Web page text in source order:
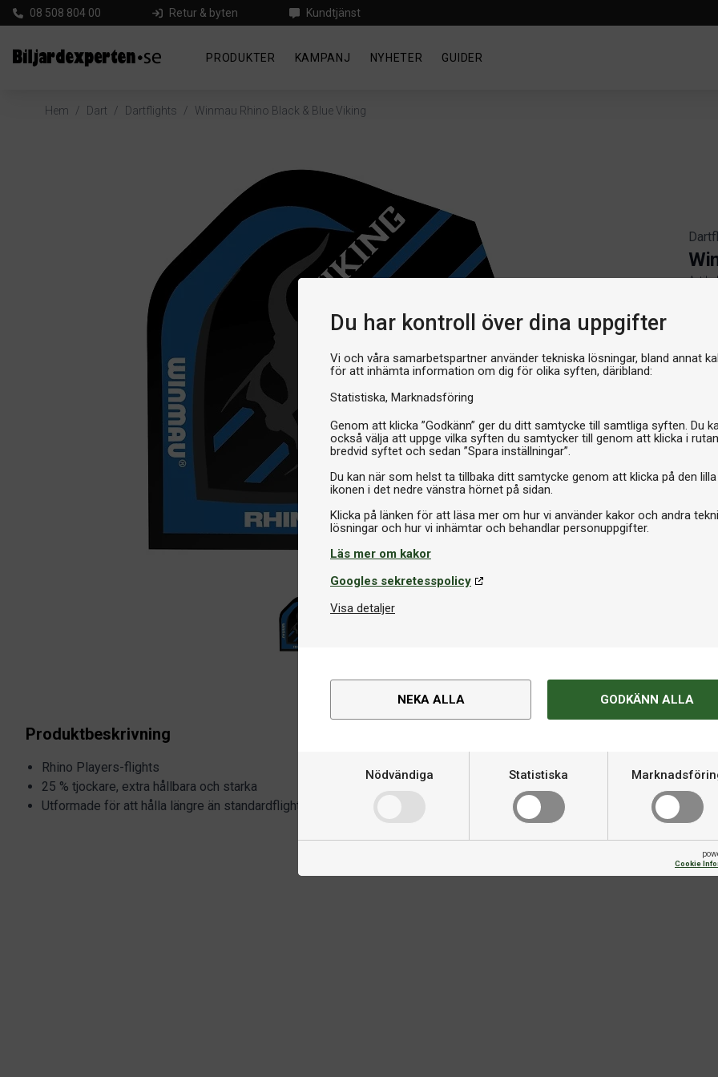
Du har kontroll över dina uppgifter
Vi och våra samarbetspartner använder tekniska lösningar, bland annat
för att inhämta information om dig för olika syften, däribland:
Statistiska Marknadsföring
Genom att klicka ”Godkänn” ger du ditt samtycke till samtliga syften. Du
också välja att uppge vilka syften du samtycker till genom att klicka i rutan
bredvid syftet och sedan ”Spara inställningar”.
Du kan när som helst ta tillbaka ditt samtycke genom att klicka på den lilla
ikonen i det nedre vänstra hörnet på sidan.
Klicka på länken för att läsa mer om hur vi använder kakor och andra
Läs mer om kakor
Googles sekretesspolicy
Visa detaljer
NEKA ALLA GODKÄNN ALLA
Nödvändiga Statistiska
Cookie
08 508 804 00 Retur & byten Kundtjänst
PRODUKTER KAMPANJ NYHETER GUIDER
Hem / Dart / Dartflights / Winmau Rhino Black & Blue Viking
Produktbeskrivning
Rhino Players-flights
25 % tjockare, extra hållbara och starka
Utformade för att hålla längre än standardflights
Varumärke
Flight shape